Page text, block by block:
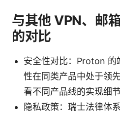
与其他 VPN、邮
的对比
安全性对比：Proton 的
性在同类产品中处于领
看不同产品线的实现细节
隐私政策：瑞士法律体